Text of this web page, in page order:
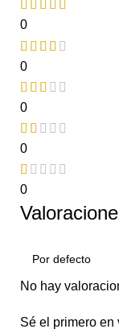
0
0
0
0
0
No hay
Sé el primero en